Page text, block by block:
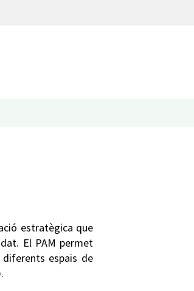
estratègica que
El PAM permet
espais de